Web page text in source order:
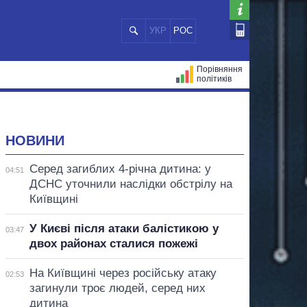
УКР РОС
Порівняння
політиків
НОВИНИ
04:51
Серед загиблих 4-річна дитина: у
ДСНС уточнили наслідки обстрілу на
Київщині
03:47
У Києві після атаки балістикою у
двох районах сталися пожежі
02:53
На Київщині через російську атаку
загинули троє людей, серед них
дитина